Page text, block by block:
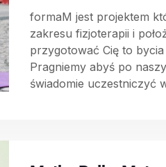
formaM jest projektem
zakresu fizjoterapii i
przygotować Cię to
Pragniemy abyś po
świadomie uczestniczyć